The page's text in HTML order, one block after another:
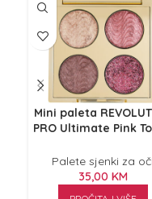
Mini paleta
PRO Ultimate Pink
Palete sjenki za oči
35,00 KM